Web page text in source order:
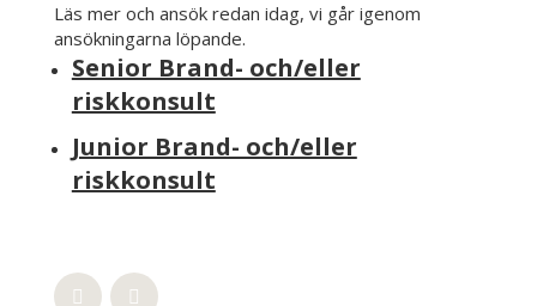
Läs mer och ansök redan idag, vi går igenom
ansökningarna löpande.
Senior Brand- och/eller
riskkonsult
Junior Brand- och/eller
riskkonsult